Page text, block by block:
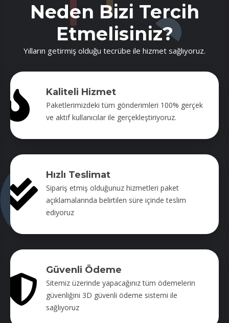
Neden Bizi Tercih
Etmelisiniz?
Yılların getirmiş olduğu tecrübe ile hizmet sağlıyoruz.
Kaliteli Hizmet
Paketlerimizdeki tüm gönderimleri 100% gerçek
ve aktif kullanıcılar ile gerçekleştiriyoruz.
Hızlı Teslimat
Sipariş etmiş olduğunuz hizmetleri paket
açıklamalarında belirtilen süre içinde teslim
ediyoruz
Güvenli Ödeme
Sitemiz üzerinde yapacağınız tüm ödemelerin
güvenliğini 3D güvenli ödeme sistemi ile
sağlıyoruz